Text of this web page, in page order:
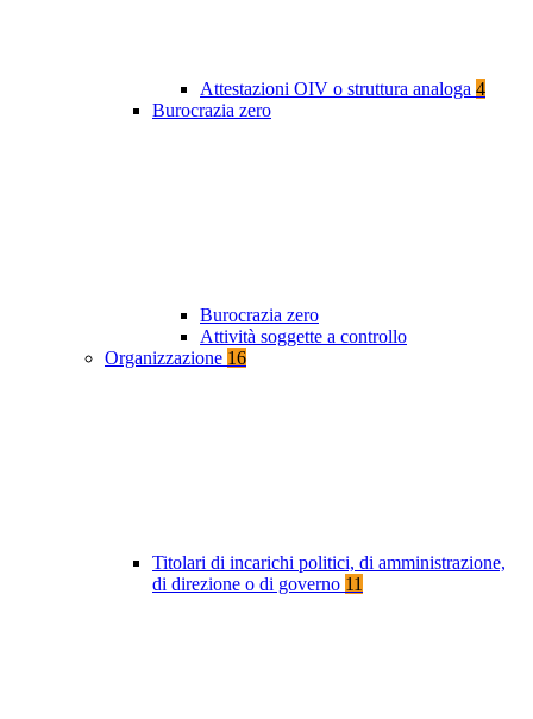
Attestazioni OIV o struttura analoga 4
Burocrazia zero
Burocrazia zero
Attività soggette a controllo
Organizzazione 16
Titolari di incarichi politici, di amministrazione,
di direzione o di governo 11